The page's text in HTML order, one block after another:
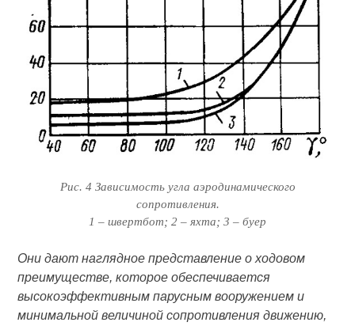
Рис. 4 Зависимость угла аэродинамического
сопротивления.
1 – швертбот; 2 – яхта; 3 – буер
Они дают наглядное представление о ходовом
преимуществе, которое обеспечивается
высокоэффективным парусным вооружением и
минимальной величиной сопротивления движению,